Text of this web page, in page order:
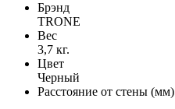
Брэнд
TRONE
Вес
3,7 кг.
Цвет
Черный
Расстояние от стены (мм)